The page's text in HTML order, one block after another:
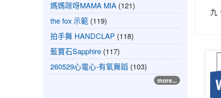
九
媽媽咪呀MAMA MIA (121)
the fox 示範 (119)
拍手舞 HANDCLAP (118)
藍寶石Sapphire (117)
260529心電心-有氧舞蹈 (103)
more...